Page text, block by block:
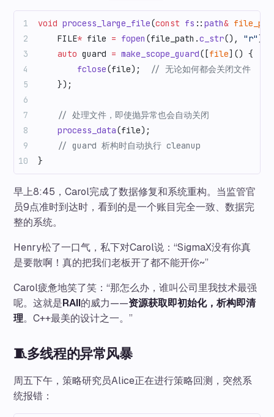
void process_large_file(const fs ::path&
    FILE
* file = fopen (file_path.c_str(), "r");
    auto
guard = make_scope_guard([file]() {
        fclose
(file);
  // 无论如何都会关闭文件
    });
    // 处理文件，即使抛异常也会自动关闭
    process_data
(file);
    // guard 析构时自动执行 cleanup
}
早上8:45，Carol完成了数据修复和系统重构。当监管官
员9点准时到达时，看到的是一个账目完全一致、数据完
整的系统。
Henry松了一口气，私下对Carol说：“SigmaX没有你真
是要散啊！真的把我们老板开了都不能开你~”
Carol疲惫地笑了笑：“那怎么办，谁叫公司里我技术最强
呢。这就是RAII的威力——资源获取即初始化，析构即清
理。C++最美的设计之一。”
🧵多线程的异常风暴
周五下午，策略研究员Alice正在进行策略回测，突然系
统报错：